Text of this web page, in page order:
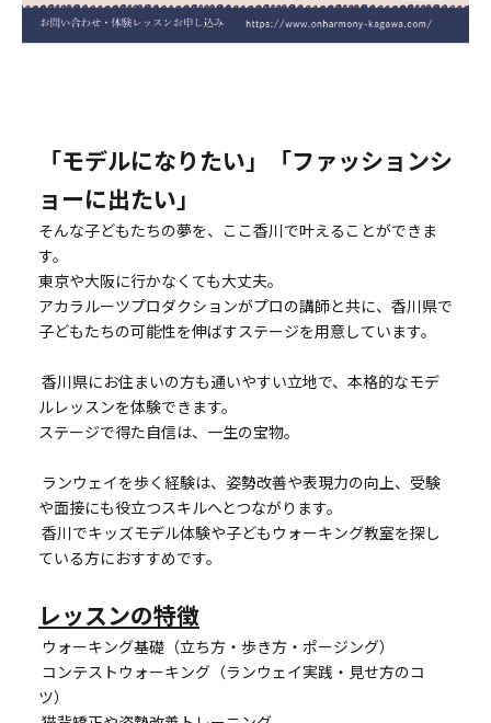
「モデルになりたい」「ファッションシ
ョーに出たい」
そんな子どもたちの夢を、ここ香川で叶えることができま
す。
東京や大阪に行かなくても大丈夫。
アカラルーツプロダクションがプロの講師と共に、香川県で
子どもたちの可能性を伸ばすステージを用意しています。
ルレッスンを体験できます。
ステージで得た自信は、一生の宝物。
や面接にも役立つスキルへとつながります。
ている方におすすめです。
レッスンの特徴
ウォーキング基礎（立ち方・歩き方・ポージング）
ツ）